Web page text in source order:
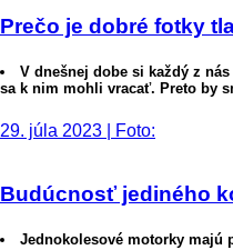
Prečo je dobré fotky
V dnešnej dobe si každý z
sa k nim mohli vracať. Preto by
29. júla 2023 | Foto:
Budúcnosť jediného
Jednokolesové motorky majú